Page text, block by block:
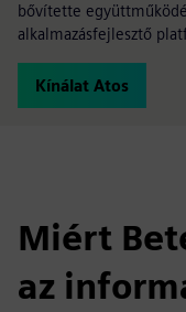
bővítette
alkalmazásfejlesztő
Kínálat Atos
Miért
az